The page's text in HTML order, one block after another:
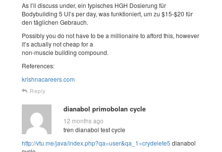
As I’ll discuss under, ein typisches HGH Dosierung für
Bodybuilding 5 UI’s per day, was funktioniert, um zu $15-$20 für
den täglichen Gebrauch.
Possibly you do not have to be a millionaire to afford this, however
it’s actually not cheap for a
non-muscle building compound.
References:
krishnacareers.com
Reply
dianabol primobolan cycle
12 months ago
tren dianabol test cycle
http://vtu.me/java/index.php?qa=user&qa_1=crydelete5 dianabol